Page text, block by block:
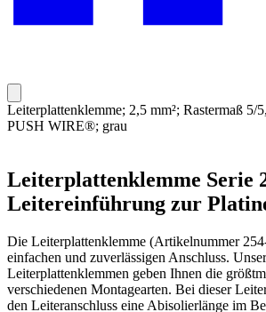
Leiterplattenklemme; 2,5 mm²; Rastermaß 5/
PUSH WIRE®; grau
Leiterplattenklemme Serie
Leitereinführung zur
Die Leiterplattenklemme (Artikelnummer
einfachen und zuverlässigen Anschluss.
Leiterplattenklemmen geben Ihnen die
verschiedenen Montagearten. Bei dieser
den Leiteranschluss eine Abisolierlänge im